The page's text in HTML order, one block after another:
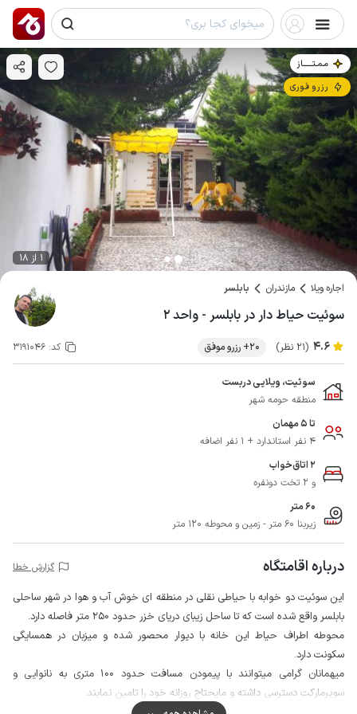
مـمـتــــــاز
رزرو فوری
1 از 18
اجاره ویلا مازندران بابلسر
سوئیت حیاط دار در بابلسر - واحد ۲
4.6 (21 نظر) 20+ رزرو موفق کد: 3191046
سوئیت، ویلایی دربست
منطقه حومه شهر
تا 5 مهمان
4 نفر استاندارد + 1 نفر اضافه
2 اتاق‌خواب
و 2 تخت دونفره
60 متر
زیربنا 60 متر - زمین و محوطه 120 متر
درباره اقامتگاه گزارش خطا
این سوئیت دو خوابه با حیاطی نقلی در منطقه ای خوش آب و هوا در شهر ساحلی
بابلسر واقع شده است که تا ساحل زیبای دریای خزر حدود 250 متر فاصله دارد.
محوطه اطراف حیاط این خانه با دیوار محصور شده و میزبان در همسایگی
سکونت دارد.
میهمانان گرامی میتوانند با پیمودن مسافت حدود 100 متری به نانوایی و
سوپرمارکت دسترسی داشته و مایحتاج روزانه خود را تامین نمایند.